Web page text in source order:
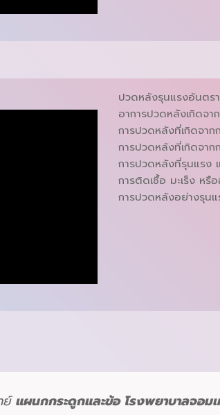
ปวดหลังรุนแรงอันต
อาการปวดหลังเกิดจา
การปวดหลังที่เกิดจาก
การปวดหลังที่เกิดจาก
การปวดหลังที่รุนแรง
การติดเชื้อ มะเร็ง ห
การปวดหลังอย่างรุน
ย์แผนกกระดูกและข้อ โรงพยาบาลจอม